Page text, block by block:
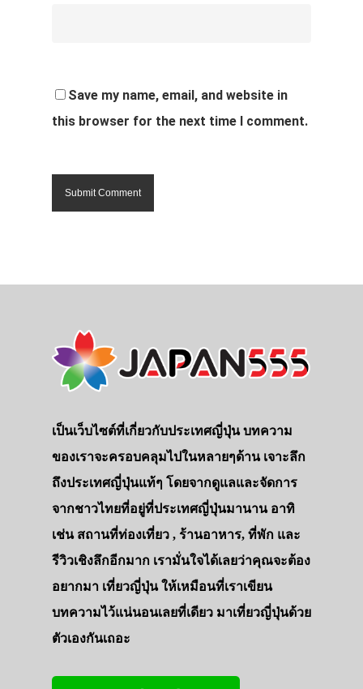
Save my name, email, and website in
this browser for the next time I comment.
เป็นเว็บไซต์ที่เกี่ยวกับประเทศญี่ปุ่น บทความ
ของเราจะครอบคลุมไปในหลายๆด้าน เจาะลึก
ถึงประเทศญี่ปุ่นแท้ๆ โดยจากดูแลและจัดการ
จากชาวไทยที่อยู่ที่ประเทศญี่ปุ่นมานาน อาทิ
เช่น สถานที่ท่องเที่ยว , ร้านอาหาร, ที่พัก และ
รีวิวเชิงลึกอีกมาก เรามั่นใจได้เลยว่าคุณจะต้อง
อยากมา เที่ยวญี่ปุ่น ให้เหมือนที่เราเขียน
บทความไว้แน่นอนเลยที่เดียว มาเที่ยวญี่ปุ่นด้วย
ตัวเองกันเถอะ